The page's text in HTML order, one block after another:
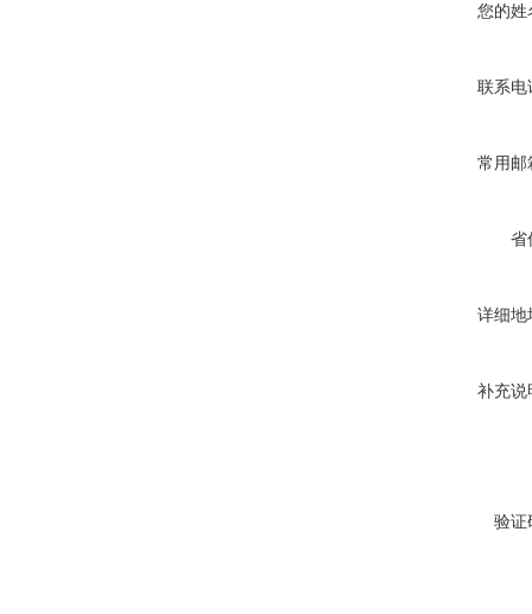
您的姓
联系电
常用邮
省
详细地
补充说
验证